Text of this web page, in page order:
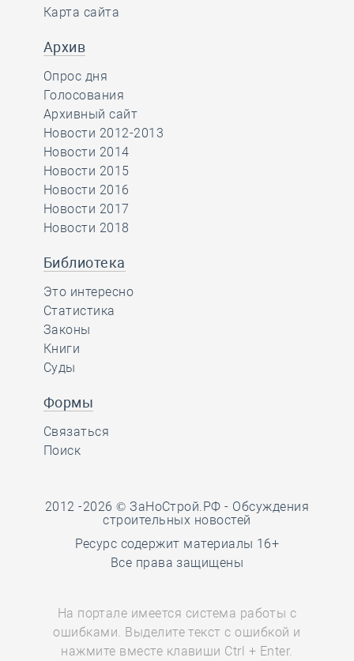
Карта сайта
Архив
Опрос дня
Голосования
Архивный сайт
Новости 2012-2013
Новости 2014
Новости 2015
Новости 2016
Новости 2017
Новости 2018
Библиотека
Это интересно
Статистика
Законы
Книги
Суды
Формы
Связаться
Поиск
2012 -2026 © ЗаНоСтрой.РФ - Обсуждения
строительных новостей
Ресурс содержит материалы 16+
Все права защищены
На портале имеется система работы с
ошибками. Выделите текст с ошибкой и
нажмите вместе клавиши Ctrl + Enter.